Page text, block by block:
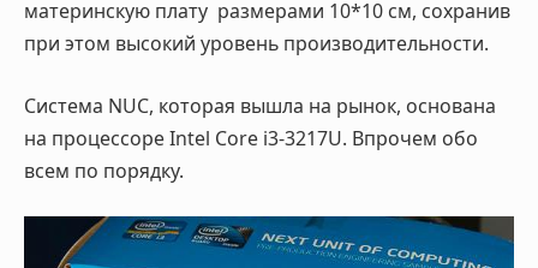
материнскую плату размерами 10*10 см, сохранив
при этом высокий уровень производительности.
Система NUC, которая вышла на рынок, основана
на процессореIntel Core i3-3217U. Впрочем обо
всем по порядку.